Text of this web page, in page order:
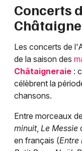
Concerts
Les concerts de
de la saison des
Châtaigneraie :
célèbrent la
chansons.
Entre morceaux
minuit, Le Messie
en français (